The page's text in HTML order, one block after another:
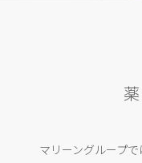
マリーングループで